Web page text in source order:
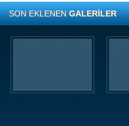
SON EKLENENGALERİLER